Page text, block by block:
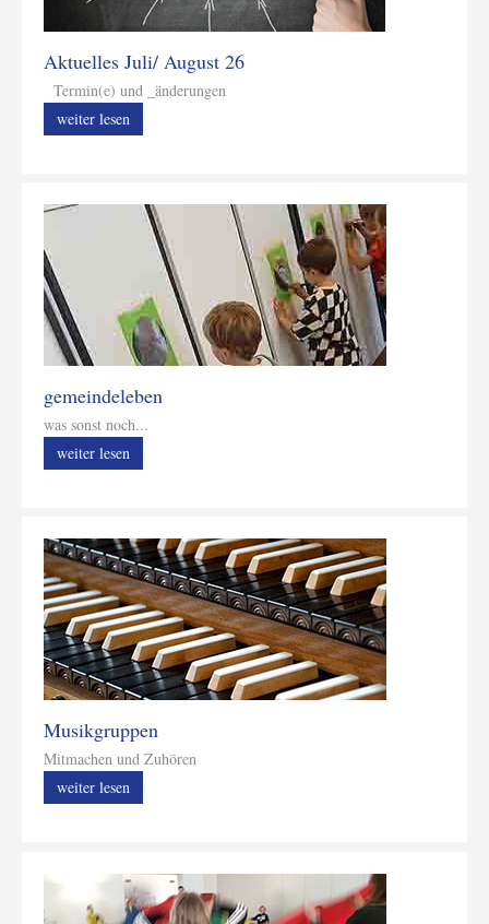
Aktuelles Juli/ August 26
Termin(e) und _änderungen
weiter lesen
gemeindeleben
was sonst noch...
weiter lesen
Musikgruppen
Mitmachen und Zuhören
weiter lesen